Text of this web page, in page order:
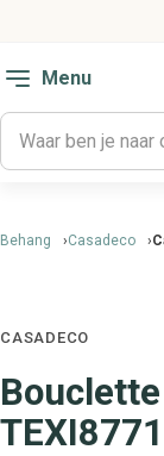
Menu
Behang Casadeco
CASADECO